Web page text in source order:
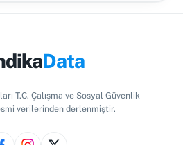
Data
T.C. Çalışma ve Sosyal Güvenlik
verilerinden derlenmiştir.